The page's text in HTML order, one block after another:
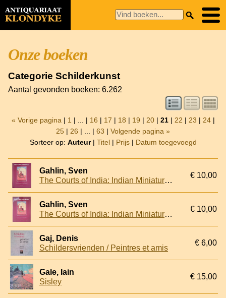
Onze boeken
Categorie Schilderkunst
Aantal gevonden boeken: 6.262
« Vorige pagina | 1 | ... | 16 | 17 | 18 | 19 | 20| 21| 22 | 23 | 24|
25 | 26 | ... | 63 | Volgende pagina »
Sorteer op: Auteur| Titel| Prijs| Datum toegevoegd
Gahlin, Sven
The Courts of India: Indian Miniatures from the Collection of the Fondation Custodia, Paris
€ 10,00
Gahlin, Sven
The Courts of India: Indian Miniatures from the Collection of the Fondation Custodia, Paris
€ 10,00
Gaj, Denis
Schildersvrienden / Peintres et amis
€ 6,00
Gale, Iain
Sisley
€ 15,00